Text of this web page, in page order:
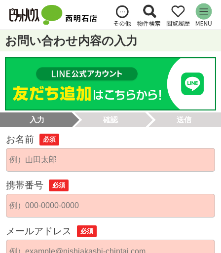
お問い合わせ内容の入力
入力 確認 送信
お名前 必須
携帯番号 必須
メールアドレス 必須